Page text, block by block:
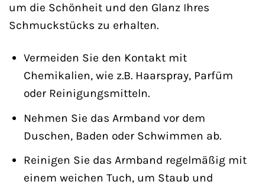
um die Schönheit und den Glanz Ihres
Schmuckstücks zu erhalten.
Vermeiden Sie den Kontakt mit
Chemikalien, wie z.B. Haarspray, Parfüm
oder Reinigungsmitteln.
Nehmen Sie das Armband vor dem
Duschen, Baden oder Schwimmen ab.
Reinigen Sie das Armband regelmäßig mit
einem weichen Tuch, um Staub und